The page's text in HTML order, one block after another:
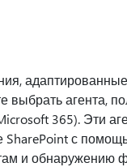
выбрать агента,
365). Эти
с
и обнаружению